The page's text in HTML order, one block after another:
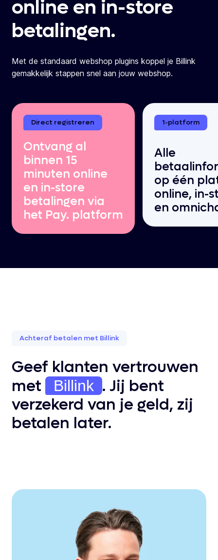
online en in-store
betalingen.
Met de standaard webshop plugins koppel je Billink
gemakkelijk stappen snel aan jouw webshop.
Direct registreren
Ontvang al
binnen 15
minuten online
en in-store
betalingen via
het Pay. platform
1-platform
Alle
op één
online, in-
en
Achteraf betalen met Billink
Geef klanten vertrouwen
met
Billink . Jij bent
verzekerd van je geld, zij
betalen later.